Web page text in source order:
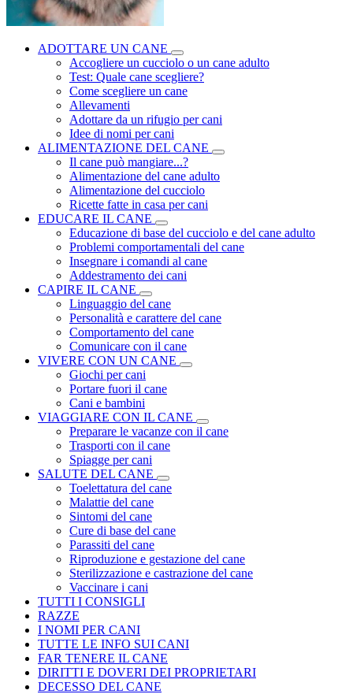
ADOTTARE UN CANE
Accogliere un cucciolo o un cane adulto
Test: Quale cane scegliere?
Come scegliere un cane
Allevamenti
Adottare da un rifugio per cani
Idee di nomi per cani
ALIMENTAZIONE DEL CANE
Il cane può mangiare...?
Alimentazione del cane adulto
Alimentazione del cucciolo
Ricette fatte in casa per cani
EDUCARE IL CANE
Educazione di base del cucciolo e del cane adulto
Problemi comportamentali del cane
Insegnare i comandi al cane
Addestramento dei cani
CAPIRE IL CANE
Linguaggio del cane
Personalità e carattere del cane
Comportamento del cane
Comunicare con il cane
VIVERE CON UN CANE
Giochi per cani
Portare fuori il cane
Cani e bambini
VIAGGIARE CON IL CANE
Preparare le vacanze con il cane
Trasporti con il cane
Spiagge per cani
SALUTE DEL CANE
Toelettatura del cane
Malattie del cane
Sintomi del cane
Cure di base del cane
Parassiti del cane
Riproduzione e gestazione del cane
Sterilizzazione e castrazione del cane
Vaccinare i cani
TUTTI I CONSIGLI
RAZZE
I NOMI PER CANI
TUTTE LE INFO SUI CANI
FAR TENERE IL CANE
DIRITTI E DOVERI DEI PROPRIETARI
DECESSO DEL CANE